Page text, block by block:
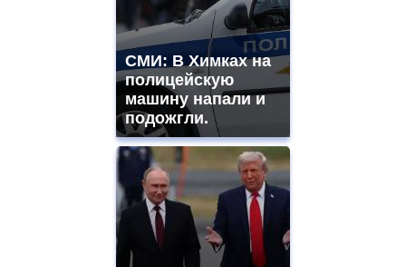
СМИ: В Химках на
полицейскую
машину напали и
подожгли.